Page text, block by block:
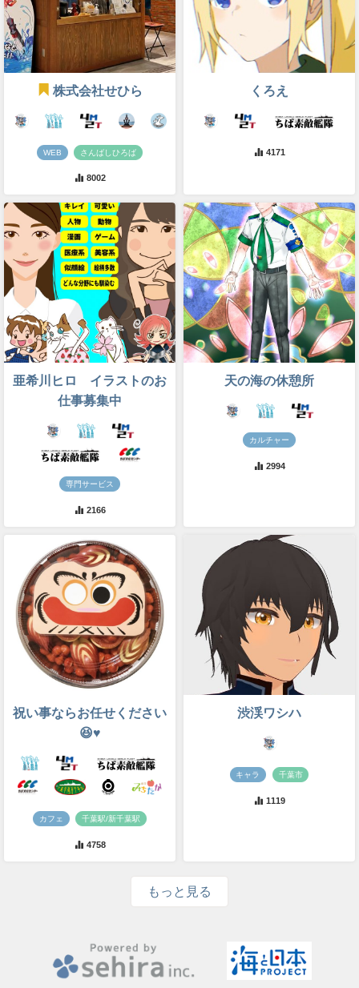
株式会社せひら
WEB さんばしひろば
8002
くろえ
4171
亜希川ヒロ イラストのお
仕事募集中
専門サービス
2166
天の海の休憩所
カルチャー
2994
祝い事ならお任せください
😆♥️
カフェ 千葉駅/新千葉駅
4758
渋渓ワシハ
キャラ 千葉市
1119
もっと見る